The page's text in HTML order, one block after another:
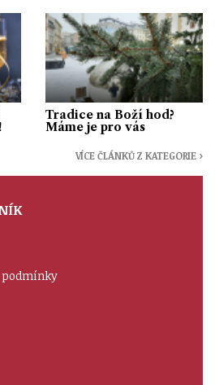
Tradice na Boží hod?
Máme je pro vás
VÍCE ČLÁNKŮ Z KATEGORIE ›
podmínky